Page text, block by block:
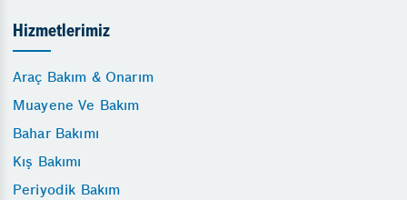
Hizmetlerimiz
Araç Bakım & Onarım
Muayene Ve Bakım
Bahar Bakımı
Kış Bakımı
Periyodik Bakım